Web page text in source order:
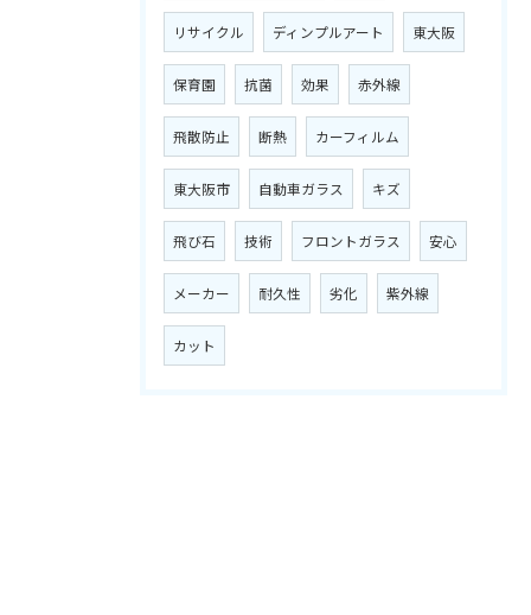
リサイクル ディンプルアート 東大阪
保育園 抗菌 効果 赤外線
飛散防止 断熱 カーフィルム
東大阪市 自動車ガラス キズ
飛び石 技術 フロントガラス 安心
メーカー 耐久性 劣化 紫外線
カット